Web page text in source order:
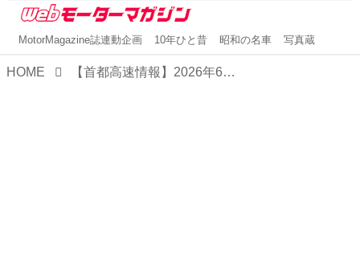
MotorMagazine誌連動企画 10年ひと昔 昭和の名車 写真蔵
HOME 【首都高速情報】2026年6月の渋滞予測カレンダーを発表。木・金曜日は渋滞が増えそう？